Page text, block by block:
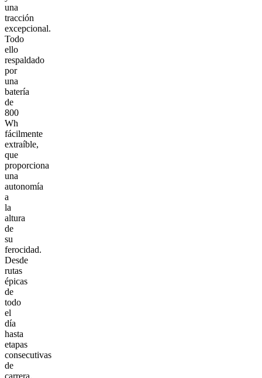
una
tracción
excepcional.
Todo
ello
respaldado
por
una
batería
de
800
Wh
fácilmente
extraíble,
que
proporciona
una
autonomía
a
la
altura
de
su
ferocidad.
Desde
rutas
épicas
de
todo
el
día
hasta
etapas
consecutivas
de
carrera,